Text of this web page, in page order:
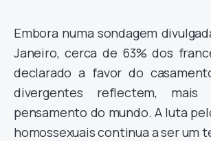
Embora numa sondagem
Janeiro, cerca de 63% dos
declarado a favor do
divergentes reflectem,
pensamento do mundo. A luta
homossexuais continua a ser um